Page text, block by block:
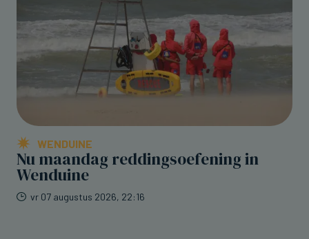
WENDUINE
Nu maandag reddingsoefening in
Wenduine
vr 07 augustus 2026, 22:16